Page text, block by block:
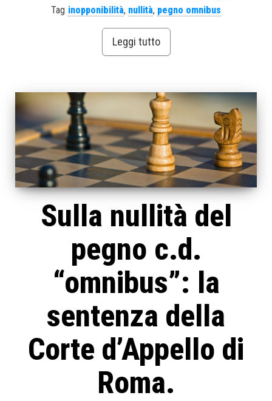
Tag inopponibilità, nullità, pegno omnibus
Leggi tutto
Sulla nullità del
pegno c.d.
“omnibus”: la
sentenza della
Corte d’Appello di
Roma.